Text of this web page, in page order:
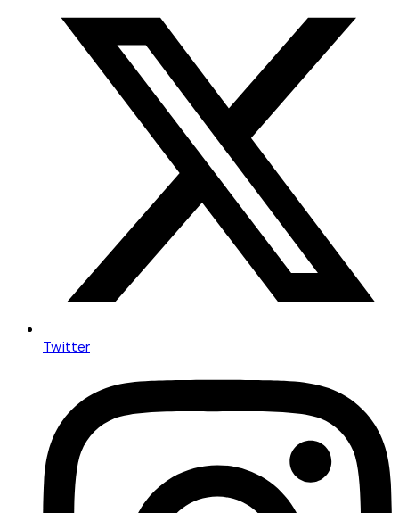
Twitter